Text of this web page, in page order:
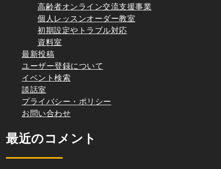
高齢者オンライン交流支援事業
個人レッスンオーダー教室
初期設定やトラブル対応
資料室
最新投稿
ユーザー登録について
イベント検索
談話室
プライバシー・ポリシー
お問い合わせ
最近のコメント